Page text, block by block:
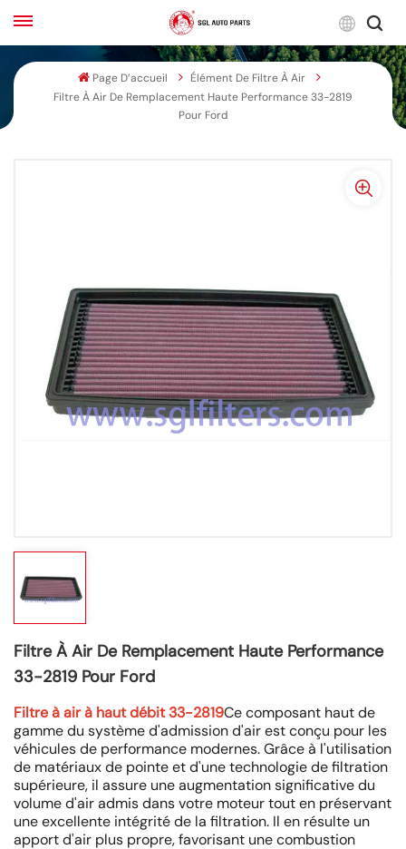
한국어
Page D’accueil
Élément De Filtre À Air
Filtre À Air De Remplacement Haute Performance 33-2819
Pour Ford
Filtre À Air De Remplacement Haute Performance
33-2819 Pour Ford
Filtre à air à haut débit 33-2819Ce composant haut de
gamme du système d'admission d'air est conçu pour les
véhicules de performance modernes. Grâce à l'utilisation
de matériaux de pointe et d'une technologie de filtration
supérieure, il assure une augmentation significative du
volume d'air admis dans votre moteur tout en préservant
une excellente intégrité de la filtration. Il en résulte un
apport d'air plus propre, favorisant une combustion